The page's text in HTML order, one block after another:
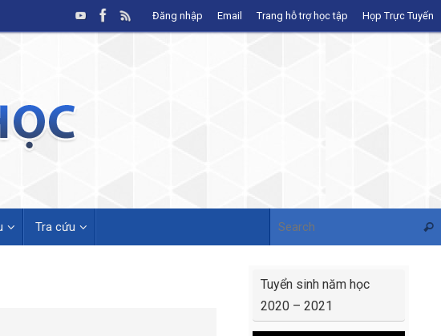
Đăng nhập Email Trang hỗ trợ học tập Họp Trực Tuyến
Tra cứu
Tuyển sinh năm học
2020 – 2021